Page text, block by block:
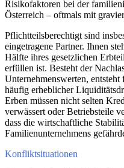
Risikofaktoren bei der
Österreich – oftmals mit
Pflichtteilsberechtigt sind
eingetragene Partner. Ihnen
Hälfte ihres gesetzlichen
erfüllen ist. Besteht der
Unternehmenswerten,
häufig erheblicher
Erben müssen nicht selten
verwässert oder Betriebsteile
dass die wirtschaftliche
Familienunternehmens
Konfliktsituationen